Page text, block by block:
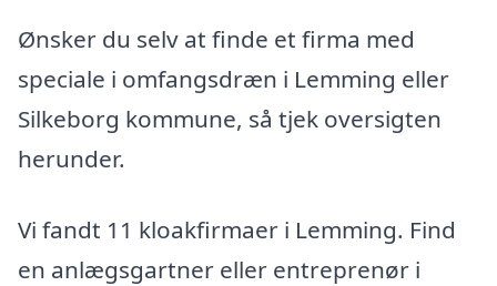
Ønsker du selv at finde et firma med
speciale i omfangsdræn i Lemming eller
Silkeborg kommune, så tjek oversigten
herunder.
Vi fandt 11 kloakfirmaer i Lemming. Find
en anlægsgartner eller entreprenør i